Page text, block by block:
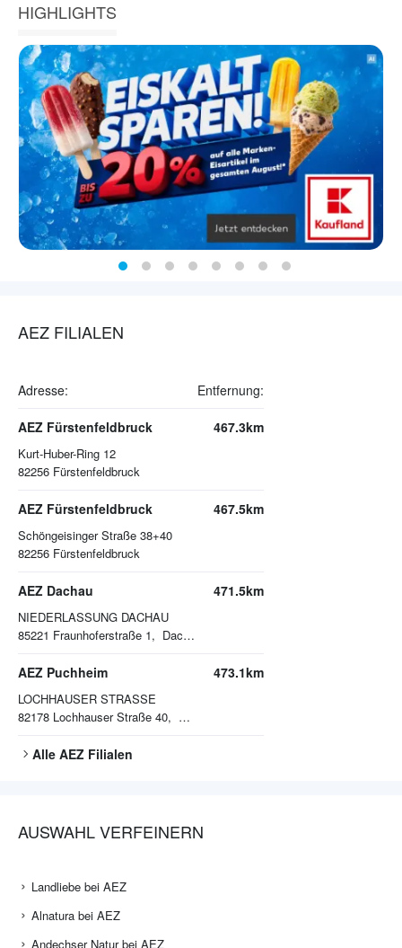
HIGHLIGHTS
AEZ FILIALEN
Adresse: Entfernung:
AEZ Fürstenfeldbruck
Kurt-Huber-Ring 12
82256 Fürstenfeldbruck
467.3km
AEZ Fürstenfeldbruck
Schöngeisinger Straße 38+40
82256 Fürstenfeldbruck
467.5km
AEZ Dachau
NIEDERLASSUNG DACHAU
85221 Fraunhoferstraße 1, Dachau
471.5km
AEZ Puchheim
LOCHHAUSER STRASSE
82178 Lochhauser Straße 40, Puchheim
473.1km
Alle AEZ Filialen
AUSWAHL VERFEINERN
Landliebe bei AEZ
Alnatura bei AEZ
Andechser Natur bei AEZ